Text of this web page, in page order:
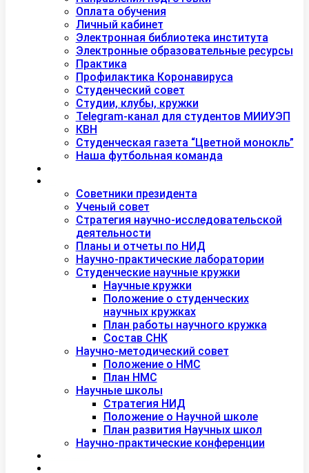
Оплата обучения
Личный кабинет
Электронная библиотека института
Электронные образовательные ресурсы
Практика
Профилактика Коронавируса
Студенческий совет
Студии, клубы, кружки
Telegram-канал для студентов МИИУЭП
КВН
Студенческая газета “Цветной монокль”
Наша футбольная команда
Советники президента
Ученый совет
Стратегия научно-исследовательской
деятельности
Планы и отчеты по НИД
Научно-практические лаборатории
Студенческие научные кружки
Научные кружки
Положение о студенческих
научных кружках
План работы научного кружка
Состав СНК
Научно-методический совет
Положение о НМС
План НМС
Научные школы
Стратегия НИД
Положение о Научной школе
План развития Научных школ
Научно-практические конференции